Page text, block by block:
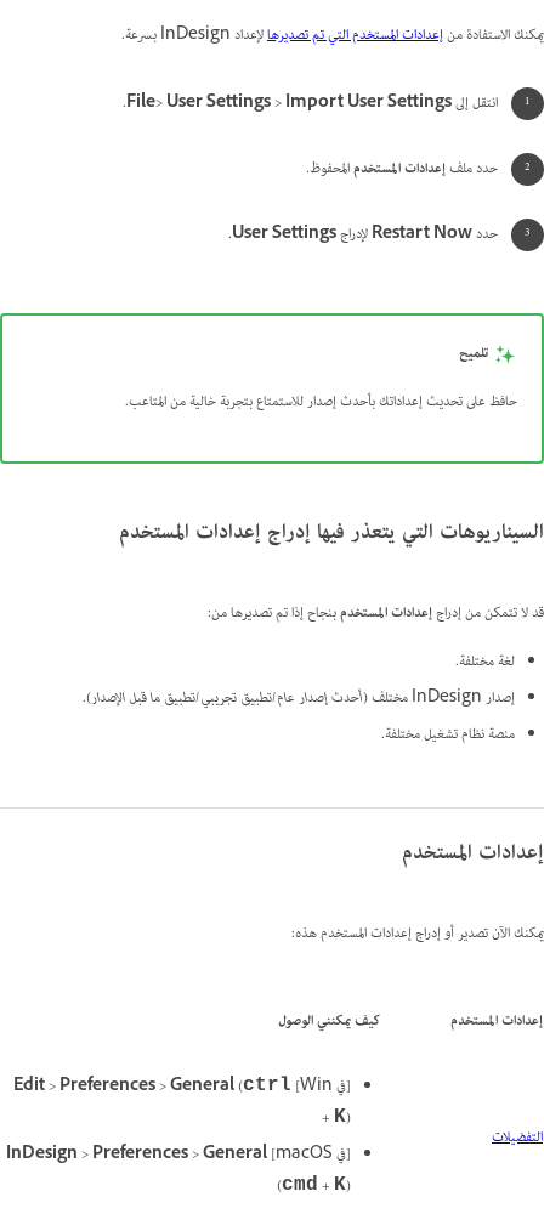
يمكنك الاستفادة منإعدادات المستخدم التي تم تصديرهالإعداد InDesign بسرعة.
انتقل إلى File>User Settings>Import User Settings
.
حدد ملفإعدادات المستخدمالمحفوظ.
حددRestart NowلإدراجUser Settings
.
تلميح
حافظ على تحديث إعداداتك بأحدث إصدار للاستمتاع بتجربة خالية من المتاعب.
السيناريوهات التي يتعذر فيها إدراج إعدادات المستخدم
قد لا تتمكن من إدراجإعدادات المستخدمبنجاح إذا تم تصديرها من:
لغة مختلفة.
إصدار InDesign مختلف (
أحدث إصدار عام/تطبيق تجريبي/تطبيق ما قبل الإصدار).
منصة نظام تشغيل مختلفة.
إعدادات المستخدم
يمكنك الآن تصدير أو إدراج إعدادات المستخدم هذه:
إعدادات المستخدم كيف يمكنني الوصول
التفضيلات
[في Win] Edit>Preferences>General(ctrl
+ K)
[في macOS]
InDesign>Preferences>General
(cmd + K)